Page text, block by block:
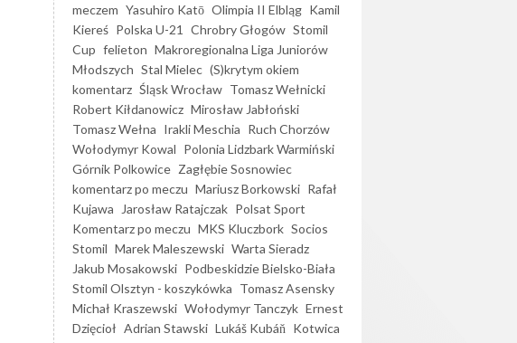
meczem Yasuhiro Katō Olimpia II Elbląg Kamil
Kiereś Polska U-21 Chrobry Głogów Stomil
Cup felieton Makroregionalna Liga Juniorów
Młodszych Stal Mielec (S)krytym okiem
komentarz Śląsk Wrocław Tomasz Wełnicki
Robert Kiłdanowicz Mirosław Jabłoński
Tomasz Wełna Irakli Meschia Ruch Chorzów
Wołodymyr Kowal Polonia Lidzbark Warmiński
Górnik Polkowice Zagłębie Sosnowiec
komentarz po meczu Mariusz Borkowski Rafał
Kujawa
Jarosław Ratajczak Polsat Sport
Komentarz po meczu MKS Kluczbork Socios
Stomil Marek Maleszewski Warta Sieradz
Jakub Mosakowski Podbeskidzie Bielsko-Biała
Stomil Olsztyn - koszykówka Tomasz Asensky
Michał Kraszewski Wołodymyr Tanczyk Ernest
Dzięcioł Adrian Stawski Lukáš Kubáň Kotwica